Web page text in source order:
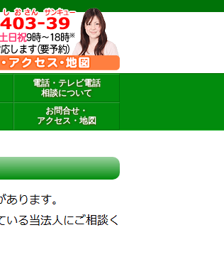
電話・テレビ電話
相談について
お問合せ・
アクセス・地図